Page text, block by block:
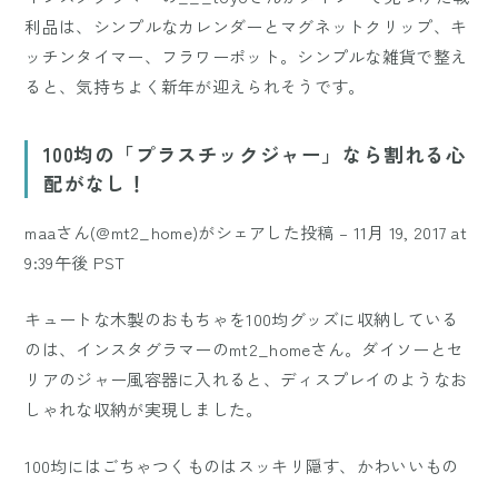
利品は、シンプルなカレンダーとマグネットクリップ、キ
ッチンタイマー、フラワーポット。シンプルな雑貨で整え
ると、気持ちよく新年が迎えられそうです。
100均の「プラスチックジャー」なら割れる心
配がなし！
maaさん(@mt2_home)がシェアした投稿 – 11月 19, 2017 at
9:39午後 PST
キュートな木製のおもちゃを100均グッズに収納している
のは、インスタグラマーのmt2_homeさん。ダイソーとセ
リアのジャー風容器に入れると、ディスプレイのようなお
しゃれな収納が実現しました。
100均にはごちゃつくものはスッキリ隠す、かわいいもの